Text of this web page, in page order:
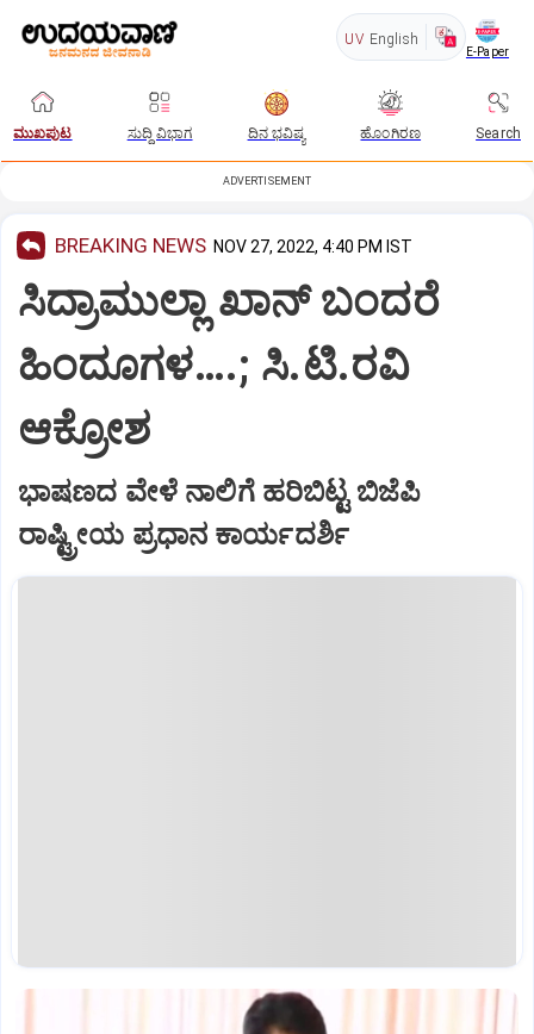
UV English
E-Paper
ಮುಖಪುಟ ಸುದ್ದಿ ವಿಭಾಗ ದಿನ ಭವಿಷ್ಯ ಹೊಂಗಿರಣ Search
ADVERTISEMENT
BREAKING NEWS NOV 27, 2022, 4:40 PM IST
ಸಿದ್ರಾಮುಲ್ಲಾ ಖಾನ್ ಬಂದರೆ
ಹಿಂದೂಗಳ….; ಸಿ.ಟಿ.ರವಿ
ಆಕ್ರೋಶ
ಭಾಷಣದ ವೇಳೆ ನಾಲಿಗೆ ಹರಿಬಿಟ್ಟ ಬಿಜೆಪಿ
ರಾಷ್ಟ್ರೀಯ ಪ್ರಧಾನ ಕಾರ್ಯದರ್ಶಿ